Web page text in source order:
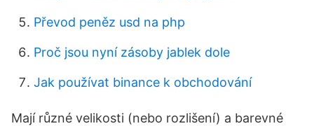
Převod peněz usd na php
Proč jsou nyní zásoby jablek dole
Jak používat binance k obchodování
Mají různé velikosti (nebo rozlišení) a barevné